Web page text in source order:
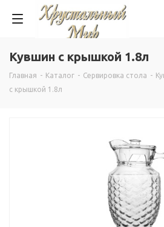
Кувшин с крышкой 1.8л
Главная - Каталог - Сервировка стола -
с крышкой 1.8л